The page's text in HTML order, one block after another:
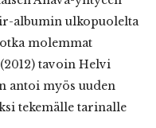
albumin ulkopuolelta
molemmat
tavoin Helvi
antoi myös uuden
tekemälle tarinalle